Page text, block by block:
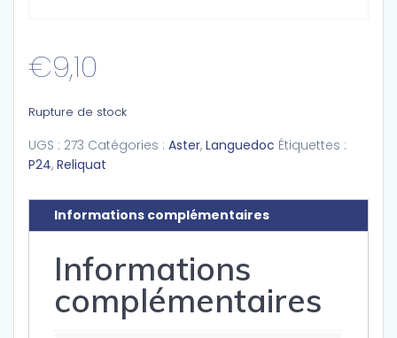
€9,10
Rupture de stock
UGS : 273 Catégories : Aster, Languedoc Étiquettes :
P24, Reliquat
Informations complémentaires
Informations
complémentaires